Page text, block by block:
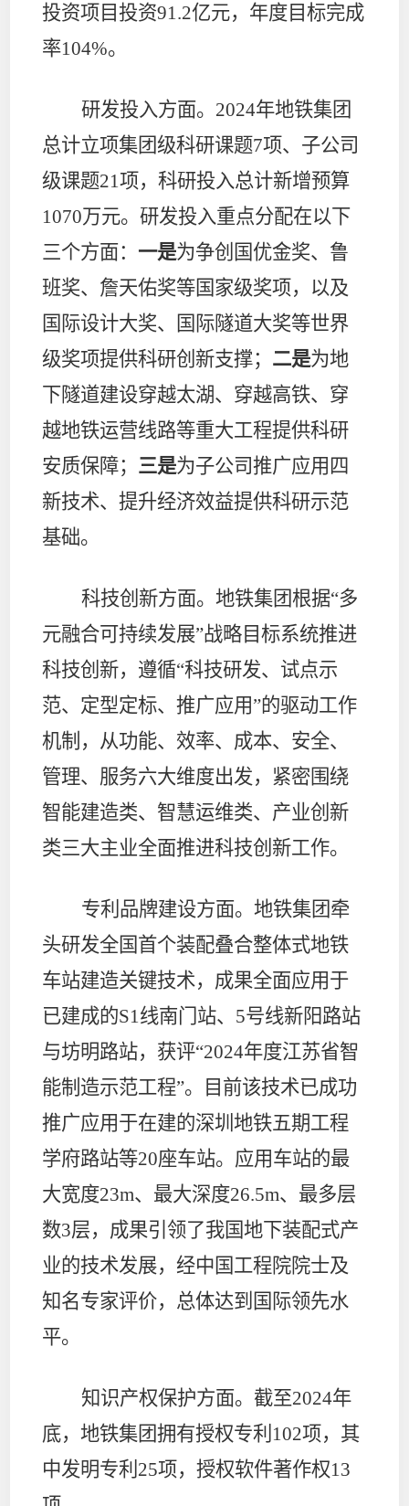
投资项目投资91.2亿元，年度目标完成
率104%。
研发投入方面。 2024年地铁集团
总计立项集团级科研课题7项、子公司
级课题21项，科研投入总计新增预算
1070万元。研发投入重点分配在以下
三个方面： 一是为争创国优金奖、鲁
班奖、詹天佑奖等国家级奖项，以及
国际设计大奖、国际隧道大奖等世界
级奖项提供科研创新支撑； 二是为地
下隧道建设穿越太湖、穿越高铁、穿
越地铁运营线路等重大工程提供科研
安质保障； 三是为子公司推广应用四
新技术、提升经济效益提供科研示范
基础。
科技创新方面。 地铁集团根据“多
元融合可持续发展”战略目标系统推进
科技创新，遵循“科技研发、试点示
范、定型定标、推广应用”的驱动工作
机制，从功能、效率、成本、安全、
管理、服务六大维度出发，紧密围绕
智能建造类、智慧运维类、产业创新
类三大主业全面推进科技创新工作。
专利品牌建设方面。 地铁集团牵
头研发全国首个装配叠合整体式地铁
车站建造关键技术，成果全面应用于
已建成的S1 线南门站、 5号线新阳路站
与坊明路站，获评“2024年度江苏省智
能制造示范工程”。目前该技术已成功
推广应用于在建的深圳地铁五期工程
学府路站等20座车站。应用车站的最
大宽度23m、最大深度26.5m、最多层
数3层，成果引领了我国地下装配式产
业的技术发展，经中国工程院院士及
知名专家评价，总体达到国际领先水
平。
知识产权保护方面。 截至2024年
底，地铁集团拥有授权专利 102项，其
中发明专利 25项，授权软件著作权13